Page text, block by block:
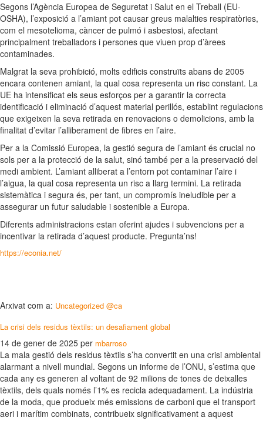
Segons l’Agència Europea de Seguretat i Salut en el Treball (EU-
OSHA), l’exposició a l’amiant pot causar greus malalties respiratòries,
com el mesotelioma, càncer de pulmó i asbestosi, afectant
principalment treballadors i persones que viuen prop d’àrees
contaminades.
Malgrat la seva prohibició, molts edificis construïts abans de 2005
encara contenen amiant, la qual cosa representa un risc constant. La
UE ha intensificat els seus esforços per a garantir la correcta
identificació i eliminació d’aquest material perillós, establint regulacions
que exigeixen la seva retirada en renovacions o demolicions, amb la
finalitat d’evitar l’alliberament de fibres en l’aire.
Per a la Comissió Europea, la gestió segura de l’amiant és crucial no
sols per a la protecció de la salut, sinó també per a la preservació del
medi ambient. L’amiant alliberat a l’entorn pot contaminar l’aire i
l’aigua, la qual cosa representa un risc a llarg termini. La retirada
sistemàtica i segura és, per tant, un compromís ineludible per a
assegurar un futur saludable i sostenible a Europa.
Diferents administracions estan oferint ajudes i subvencions per a
incentivar la retirada d’aquest producte. Pregunta’ns!
https://econia.net/
Arxivat com a: Uncategorized @ca
La crisi dels residus tèxtils: un desafiament global
14 de gener de 2025 per mbarroso
La mala gestió dels residus tèxtils s’ha convertit en una crisi ambiental
alarmant a nivell mundial. Segons un informe de l’ONU, s’estima que
cada any es generen al voltant de 92 milions de tones de deixalles
tèxtils, dels quals només l’1% es recicla adequadament. La indústria
de la moda, que produeix més emissions de carboni que el transport
aeri i marítim combinats, contribueix significativament a aquest